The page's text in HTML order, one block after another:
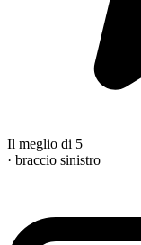
Il meglio di 5
· braccio sinistro